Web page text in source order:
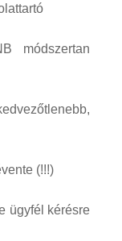
módszertan
(!!!)
ügyfél kérésre